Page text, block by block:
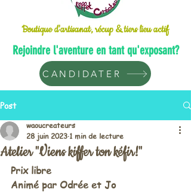
Boutique d'artisanat, récup & tiers lieu actif
Rejoindre l'aventure en tant qu'exposant?
CANDIDATER
Post
Atelier "Viens kiffer ton kéfir!"
waoucreateurs
28 juin 2023 1 min de lecture
Prix ​​libre
Animé par Odrée et Jo